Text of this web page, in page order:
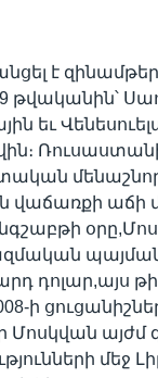
Ի
է
թվականին՝
եւ
վաճառքի աճի
դոլար,այս
ի
Մոսկվան այժմ
մեջ